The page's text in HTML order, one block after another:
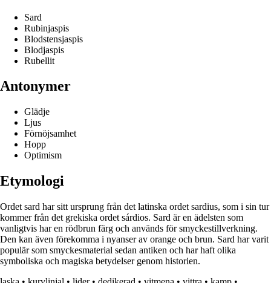
Sard
Rubinjaspis
Blodstensjaspis
Blodjaspis
Rubellit
Antonymer
Glädje
Ljus
Förnöjsamhet
Hopp
Optimism
Etymologi
Ordet sard har sitt ursprung från det latinska ordet sardius, som i sin tur
kommer från det grekiska ordet sárdios. Sard är en ädelsten som
vanligtvis har en rödbrun färg och används för smyckestillverkning.
Den kan även förekomma i nyanser av orange och brun. Sard har varit
populär som smyckesmaterial sedan antiken och har haft olika
symboliska och magiska betydelser genom historien.